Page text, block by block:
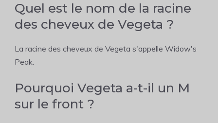
Quel est le nom de la racine
des cheveux de Vegeta ?
La racine des cheveux de Vegeta s'appelle Widow's
Peak.
Pourquoi Vegeta a-t-il un M
sur le front ?